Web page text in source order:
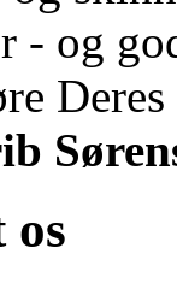
- og